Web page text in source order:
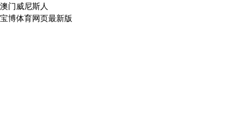
澳门威尼斯人
宝博体育网页最新版